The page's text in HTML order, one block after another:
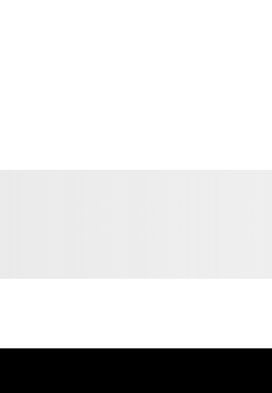
TOVARU DO 30 DNÍ